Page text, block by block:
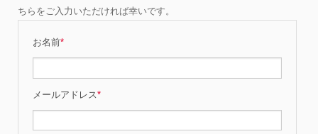
ちらをご入力いただければ幸いです。
お名前*
メールアドレス*